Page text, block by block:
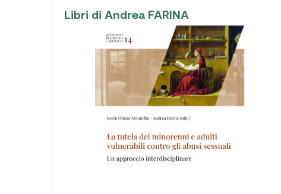
Libri di Andrea FARINA